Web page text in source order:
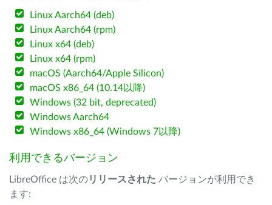
Linux Aarch64 (deb)
Linux Aarch64 (rpm)
Linux x64 (deb)
Linux x64 (rpm)
macOS (Aarch64/Apple Silicon)
macOS x86_64 (10.14以降)
Windows (32 bit, deprecated)
Windows Aarch64
Windows x86_64 (Windows 7以降)
利用できるバージョン
LibreOffice は次のリリースされた バージョンが利用でき
ます: